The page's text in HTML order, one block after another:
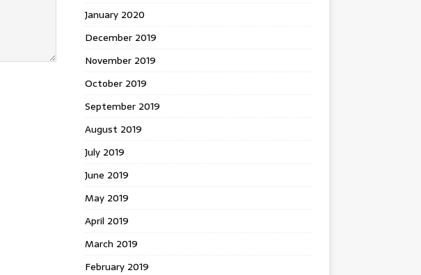
January 2020
December 2019
November 2019
October 2019
September 2019
August 2019
July 2019
June 2019
May 2019
April 2019
March 2019
February 2019